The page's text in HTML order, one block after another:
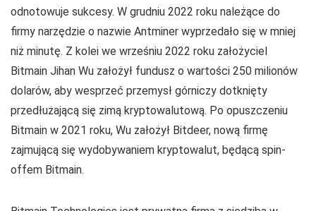
odnotowuje sukcesy. W grudniu 2022 roku należące do
firmy narzędzie o nazwie Antminer wyprzedało się w mniej
niż minutę. Z kolei we wrześniu 2022 roku założyciel
Bitmain Jihan Wu założył fundusz o wartości 250 milionów
dolarów, aby wesprzeć przemysł górniczy dotknięty
przedłużającą się zimą kryptowalutową. Po opuszczeniu
Bitmain w 2021 roku, Wu założył Bitdeer, nową firmę
zajmującą się wydobywaniem kryptowalut, będącą spin-
offem Bitmain.